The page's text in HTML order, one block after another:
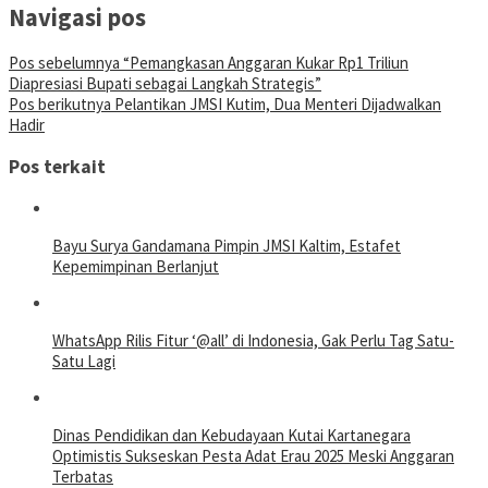
Navigasi pos
Pos sebelumnya “Pemangkasan Anggaran Kukar Rp1 Triliun
Diapresiasi Bupati sebagai Langkah Strategis”
Pos berikutnya Pelantikan JMSI Kutim, Dua Menteri Dijadwalkan
Hadir
Pos terkait
Bayu Surya Gandamana Pimpin JMSI Kaltim, Estafet
Kepemimpinan Berlanjut
WhatsApp Rilis Fitur ‘@all’ di Indonesia, Gak Perlu Tag Satu-
Satu Lagi
Dinas Pendidikan dan Kebudayaan Kutai Kartanegara
Optimistis Sukseskan Pesta Adat Erau 2025 Meski Anggaran
Terbatas